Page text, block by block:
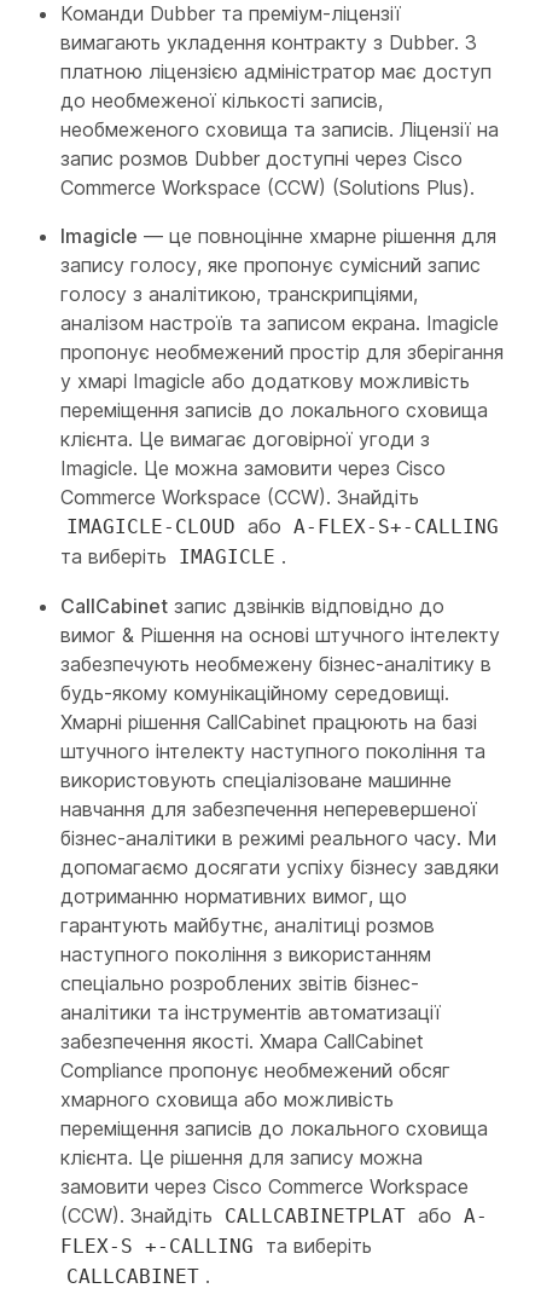
Команди Dubber та преміум-ліцензії
вимагають укладення контракту з Dubber. З
платною ліцензією адміністратор має доступ
до необмеженої кількості записів,
необмеженого сховища та записів. Ліцензії на
запис розмов Dubber доступні через Cisco
Commerce Workspace (CCW) (Solutions Plus).
Imagicle — це повноцінне хмарне рішення для
запису голосу, яке пропонує сумісний запис
голосу з аналітикою, транскрипціями,
аналізом настроїв та записом екрана. Imagicle
пропонує необмежений простір для зберігання
у хмарі Imagicle або додаткову можливість
переміщення записів до локального сховища
клієнта. Це вимагає договірної угоди з
Imagicle. Це можна замовити через Cisco
Commerce Workspace (CCW). Знайдіть
IMAGICLE-CLOUD або A-FLEX-S+-CALLING
та виберіть IMAGICLE .
CallCabinet запис дзвінків відповідно до
вимог & Рішення на основі штучного інтелекту
забезпечують необмежену бізнес-аналітику в
будь-якому комунікаційному середовищі.
Хмарні рішення CallCabinet працюють на базі
штучного інтелекту наступного покоління та
використовують спеціалізоване машинне
навчання для забезпечення неперевершеної
бізнес-аналітики в режимі реального часу. Ми
допомагаємо досягати успіху бізнесу завдяки
дотриманню нормативних вимог, що
гарантують майбутнє, аналітиці розмов
наступного покоління з використанням
спеціально розроблених звітів бізнес-
аналітики та інструментів автоматизації
забезпечення якості. Хмара CallCabinet
Compliance пропонує необмежений обсяг
хмарного сховища або можливість
переміщення записів до локального сховища
клієнта. Це рішення для запису можна
замовити через Cisco Commerce Workspace
(CCW). Знайдіть
CALLCABINETPLAT або A-
FLEX-S +-CALLING
та виберіть
CALLCABINET .